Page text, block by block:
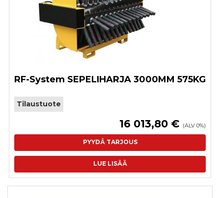
RF-System SEPELIHARJA 3000MM 575KG
Tilaustuote
16 013,80 € (ALV 0%)
PYYDÄ TARJOUS
LUE LISÄÄ